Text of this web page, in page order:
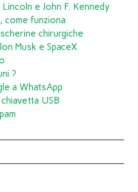
e John F. Kennedy
come funziona
chirurgiche
Musk e SpaceX
?
a WhatsApp
USB